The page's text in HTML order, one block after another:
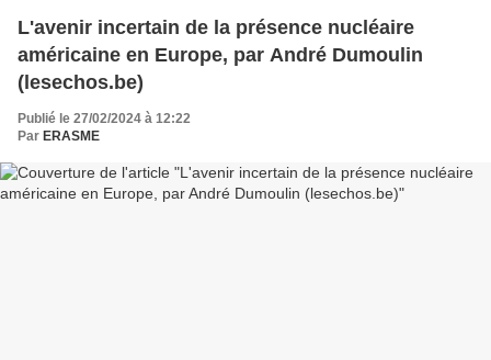
L'avenir incertain de la présence nucléaire
américaine en Europe, par André Dumoulin
(lesechos.be)
Publié le 27/02/2024 à 12:22
Par ERASME